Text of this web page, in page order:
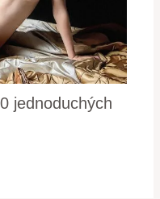
jednoduchých